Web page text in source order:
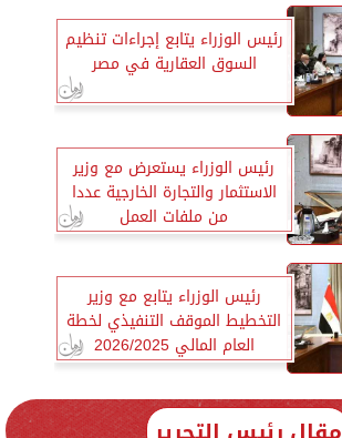
رئيس الوزراء يتابع إجراءات تنظيم
السوق العقارية في مصر
رئيس الوزراء يستعرض مع وزير
الاستثمار والتجارة الخارجية عددا
من ملفات العمل
رئيس الوزراء يتابع مع وزير
التخطيط الموقف التنفيذي لخطة
العام المالي 2026/2025